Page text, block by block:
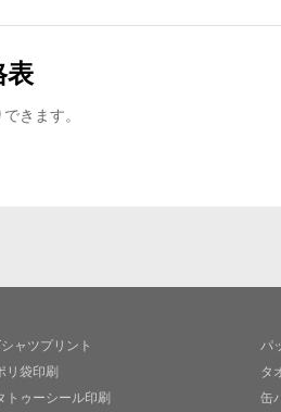
表
きます。
ャツプリント
リ袋印刷
トゥーシール印刷
パ
タ
缶